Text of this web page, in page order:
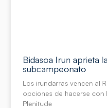
Bidasoa Irun aprieta
subcampeonato
Los irundarras vencen al
opciones de hacerse con
Plenitude